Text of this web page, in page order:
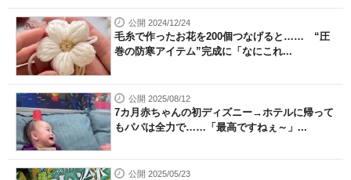
公開 2024/12/24
毛糸で作ったお花を200個つなげると…… “圧
巻の防寒アイテム”完成に「なにこれ...
公開 2025/08/12
7カ月赤ちゃんの初ディズニー→ホテルに帰って
もパパは全力で……「最高ですねぇ～」...
公開 2025/05/23